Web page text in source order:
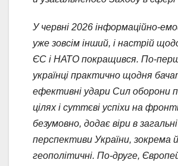
У червні 2026 інформаційно-
уже зовсім інший, і настрій
ЄС і НАТО покращився. По-
українці практично щодня
ефективні удари Сил оборони
цілях і суттєві успіхи на
безумовно, додає віри в загальні
перспективи України, зокрема й
геополітичні. По-друге,